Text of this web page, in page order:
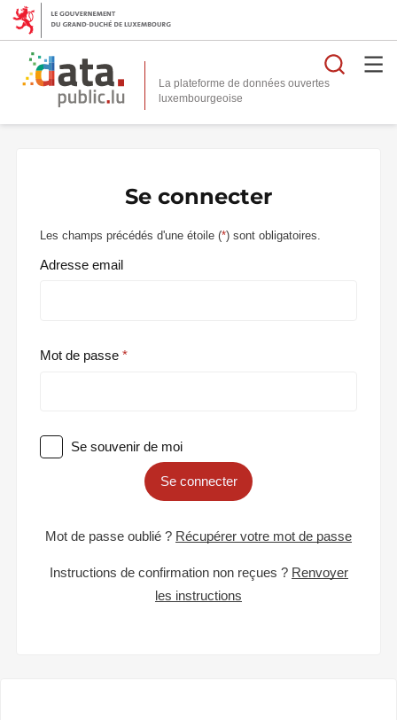
La plateforme de données ouvertes
Se connecter
Les champs précédés d'une étoile (*) sont obligatoires.
Adresse email
Mot de passe
Se souvenir de moi
Se connecter
Mot de passe oublié ? Récupérer votre mot de passe
Instructions de confirmation non reçues ? Renvoyer
les instructions